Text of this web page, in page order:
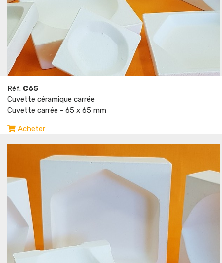
Réf. C65
Cuvette céramique carrée
Cuvette carrée - 65 x 65 mm
Acheter